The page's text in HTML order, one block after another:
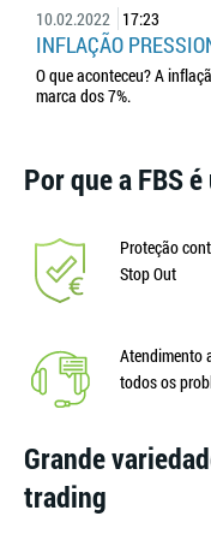
10.02.2022 17:23
INFLAÇÃO
O que aconteceu? A
marca dos 7%.
Por que a FBS
Proteção
Stop Out
Atendimento
todos os
Grande
trading